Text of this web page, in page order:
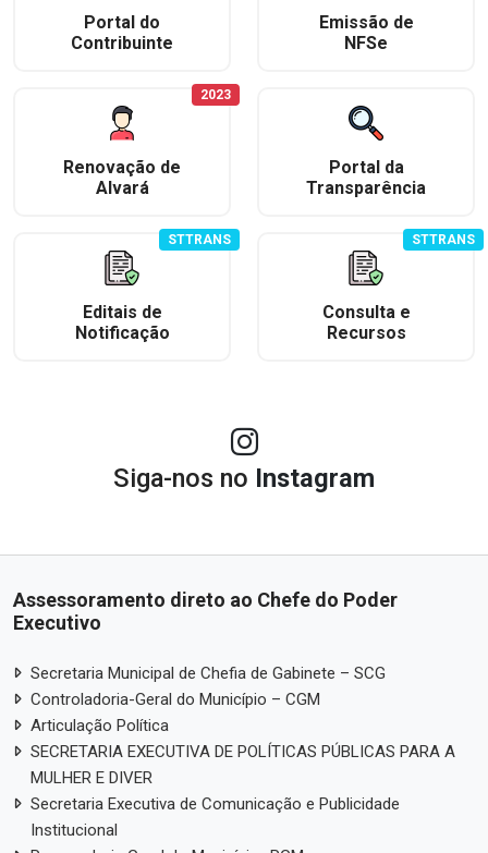
Portal do
Contribuinte
Emissão de
NFSe
Renovação de
Alvará
2023
Portal da
Transparência
Editais de
Notificação
STTRANS
Consulta e
Recursos
STTRANS
Siga-nos no Instagram
Assessoramento direto ao Chefe do Poder
Executivo
Secretaria Municipal de Chefia de Gabinete – SCG
Controladoria-Geral do Município – CGM
Articulação Política
SECRETARIA EXECUTIVA DE POLÍTICAS PÚBLICAS PARA A
MULHER E DIVER
Secretaria Executiva de Comunicação e Publicidade
Institucional